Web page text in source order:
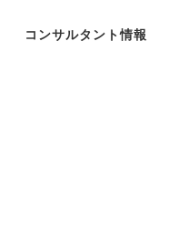
コンサルタント情報